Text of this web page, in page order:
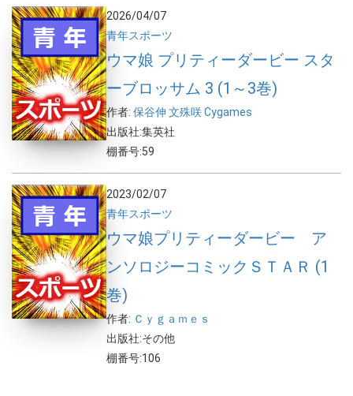
2026/04/07
青年スポーツ
ウマ娘 プリティーダービー スタ
ーブロッサム 3 (1～3巻)
作者: 保谷伸 文殊咲Cygames
出版社:集英社
棚番号:59
2023/02/07
青年スポーツ
ウマ娘プリティーダービー ア
ンソロジーコミックＳＴＡＲ (1
巻)
作者: Ｃｙｇａｍｅｓ
出版社:その他
棚番号:106